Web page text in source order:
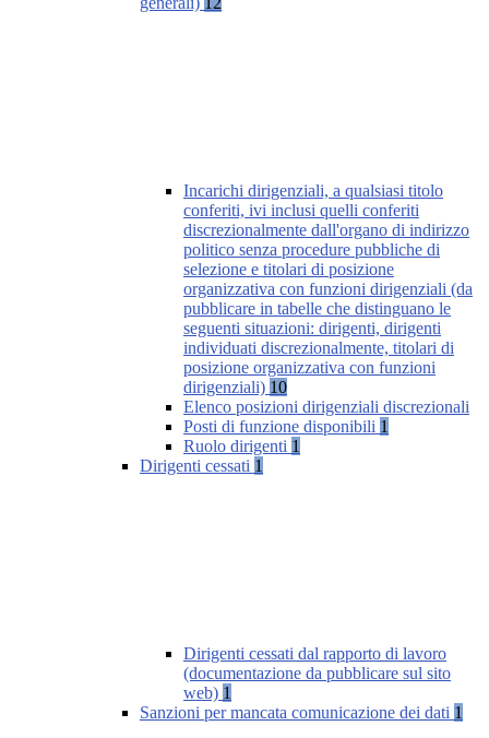
Incarichi dirigenziali, a qualsiasi titolo
conferiti, ivi inclusi quelli conferiti
discrezionalmente dall'organo di indirizzo
politico senza procedure pubbliche di
selezione e titolari di posizione
organizzativa con funzioni dirigenziali (da
pubblicare in tabelle che distinguano le
seguenti situazioni: dirigenti, dirigenti
individuati discrezionalmente, titolari di
posizione organizzativa con funzioni
dirigenziali) 10
Elenco posizioni dirigenziali discrezionali
Posti di funzione disponibili 1
Ruolo dirigenti 1
Dirigenti cessati 1
Dirigenti cessati dal rapporto di lavoro
(documentazione da pubblicare sul sito
web) 1
Sanzioni per mancata comunicazione dei dati 1